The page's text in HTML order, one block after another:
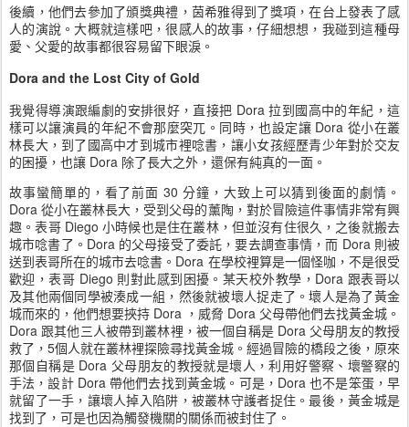
後續，他們去參加了頒獎典禮，茵希雅得到了獎項，在台上發表了感
人的演說。大概就這樣吧，很感人的故事，仔細想想，我碰到這種母
愛、父愛的故事都很容易留下眼淚。
Dora and the Lost City of Gold
我覺得導演跟編劇的安排很好，直接把 Dora 拉到國高中的年紀，這
樣可以讓演員的年紀不會那麼突兀。同時，也設定讓 Dora 從小在叢
林長大，到了國高中才到城市裡唸書，讓小女孩經歷青少年對於交友
的困擾，也讓 Dora 除了長大之外，還保有純真的一面。
故事蠻簡單的，看了前面 30 分鐘，大致上可以猜到後面的劇情。
Dora 從小在叢林長大，受到父母的薰陶，對於冒險這件事情非常有興
趣。表哥 Diego 小時候也是住在叢林，但並沒有住很久，之後就搬去
城市唸書了。Dora 的父母接受了委託，要去調查事情，而 Dora 則被
送到表哥所在的城市去唸書。Dora 在學校裡算是一個怪咖，不是很受
歡迎，表哥 Diego 則對此感到困擾。某天校外教學，Dora 跟表哥以
及其他兩個同學被湊成一組，然後就被壞人捉走了。壞人是為了黃金
城而來的，他們想要挾持 Dora ，威脅 Dora 父母帶他們去找黃金城。
Dora 跟其他三人被帶到叢林裡，被一個自稱是 Dora 父母朋友的教授
救了，5個人就在叢林裡探險尋找黃金城。經過冒險的橋段之後，原來
那個自稱是 Dora 父母朋友的教授就是壞人，利用好警察、壞警察的
手法，設計 Dora 帶他們去找到黃金城。可是，Dora 也不是笨蛋，早
就留了一手，讓壞人掉入陷阱，被叢林守護者捉住。最後，黃金城是
找到了，可是也因為觸發機關的關係而被封住了。